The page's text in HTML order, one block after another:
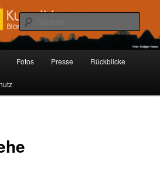
Fotos Presse Rückblicke